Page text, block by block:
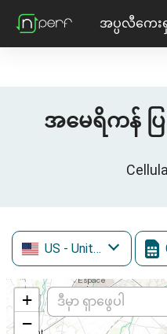
အပ္ပလီကေးရှ
အမေရိကန် ပြ
US - United States
+
−